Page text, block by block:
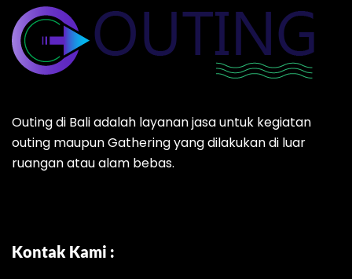
Outing di Bali adalah layanan jasa untuk kegiatan
outing maupun Gathering yang dilakukan di luar
ruangan atau alam bebas.
Kontak Kami :